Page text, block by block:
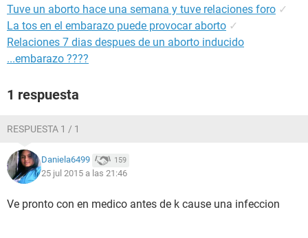
Tuve un aborto hace una semana y tuve relaciones foro ✓
La tos en el embarazo puede provocar aborto ✓
Relaciones 7 dias despues de un aborto inducido
...embarazo ????
1 respuesta
RESPUESTA 1 / 1
Daniela6499 159
25 jul 2015 a las 21:46
Ve pronto con en medico antes de k cause una infeccion